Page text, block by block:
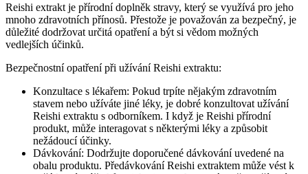
Reishi extrakt je přírodní doplněk stravy, který se využívá pro jeho
mnoho zdravotních přínosů. Přestože je považován za bezpečný, je
důležité dodržovat určitá opatření a být si vědom možných
vedlejších účinků.
Bezpečnostní opatření při užívání Reishi extraktu:
Konzultace s lékařem: Pokud trpíte nějakým zdravotním
stavem nebo užíváte jiné léky, je dobré konzultovat užívání
Reishi extraktu s odborníkem. I když je Reishi přírodní
produkt, může interagovat s některými léky a způsobit
nežádoucí účinky.
Dávkování: Dodržujte doporučené dávkování uvedené na
obalu produktu. Předávkování Reishi extraktem může vést k